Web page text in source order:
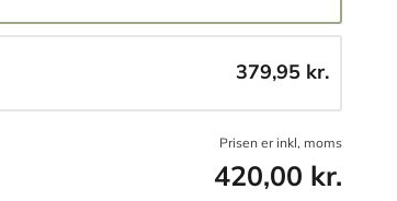
379,95 kr.
Prisen er inkl, moms
420,00 kr.